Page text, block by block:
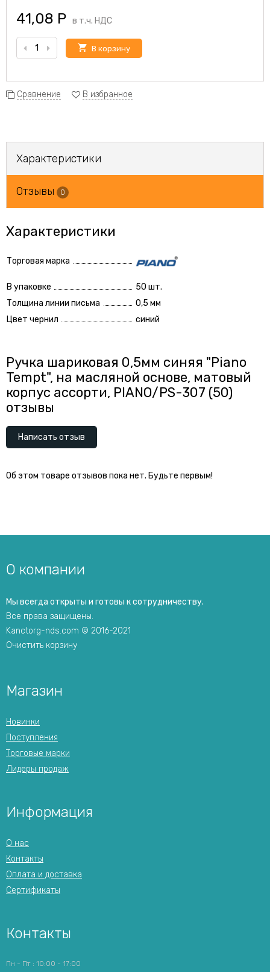
41,08 Р в т.ч. НДС
В корзину
Сравнение В избранное
Характеристики
Отзывы 0
Характеристики
Торговая марка
В упаковке
50 шт.
Толщина линии письма
0,5 мм
Цвет чернил
синий
Ручка шариковая 0,5мм синяя "Piano
Tempt", на масляной основе, матовый
корпус ассорти, PIANO/PS-307 (50)
отзывы
Написать отзыв
Об этом товаре отзывов пока нет. Будьте первым!
О компании
Мы всегда открыты и готовы к сотрудничеству.
Все права защищены.
Kanctorg-nds.com © 2016-2021
Очистить корзину
Магазин
Новинки
Поступления
Торговые марки
Лидеры продаж
Информация
О нас
Контакты
Оплата и доставка
Сертификаты
Контакты
Пн - Пт : 10:00 - 17:00